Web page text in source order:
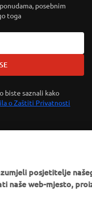
posebnim
toga
biste saznali kako
o Zaštiti Privatnosti
N.V. - All Rights
posjetitelje
naše web-mjesto,